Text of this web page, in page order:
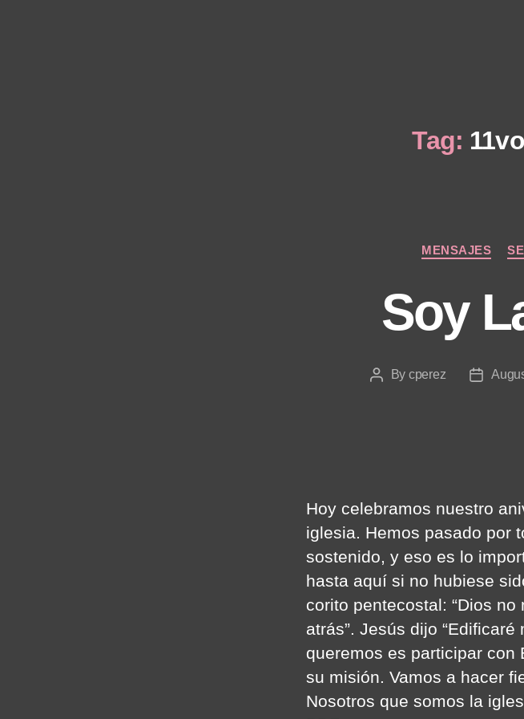
Tag:
MENSAJES
Soy
PostBy cperez
Post
Hoy celebramos nuestro
iglesia. Hemos pasado por
sostenido, y eso es lo
hasta aquí si no hubiese
corito pentecostal: “Dios
atrás”. Jesús dijo
queremos es participar con
su misión. Vamos a hacer
Nosotros que somos la